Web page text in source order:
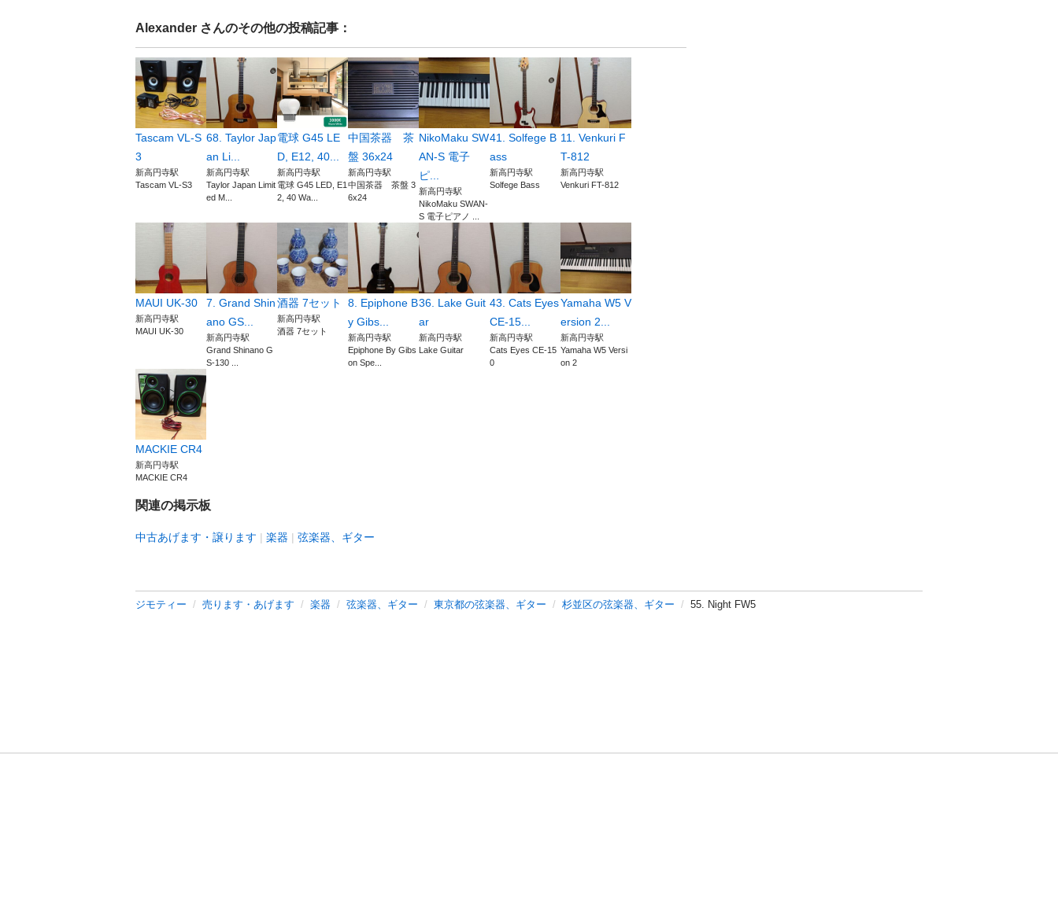
Alexander さんのその他の投稿記事：
Tascam VL-S
3
新高円寺駅
Tascam VL-S3
68. Taylor Jap
an Li...
新高円寺駅
Taylor Japan Limit
ed M...
電球 G45 LE
D, E12, 40...
新高円寺駅
電球 G45 LED, E1
2, 40 Wa...
中国茶器 茶
盤 36x24
新高円寺駅
中国茶器 茶盤 3
6x24
NikoMaku SW
AN-S 電子
ピ...
新高円寺駅
NikoMaku SWAN-
S 電子ピアノ ...
41. Solfege B
ass
新高円寺駅
Solfege Bass
11. Venkuri F
T-812
新高円寺駅
Venkuri FT-812
MAUI UK-30
新高円寺駅
MAUI UK-30
7. Grand Shin
ano GS...
新高円寺駅
Grand Shinano G
S-130 ...
酒器 7セット
新高円寺駅
酒器 7セット
8. Epiphone B
y Gibs...
新高円寺駅
Epiphone By Gibs
on Spe...
36. Lake Guit
ar
新高円寺駅
Lake Guitar
43. Cats Eyes
CE-15...
新高円寺駅
Cats Eyes CE-15
0
Yamaha W5 V
ersion 2...
新高円寺駅
Yamaha W5 Versi
on 2
MACKIE CR4
新高円寺駅
MACKIE CR4
関連の掲示板
中古あげます・譲ります 楽器 弦楽器、ギター
ジモティー 売ります・あげます 楽器 弦楽器、ギター 東京都の弦楽器、ギター 杉並区の弦楽器、ギター 55. Night FW5